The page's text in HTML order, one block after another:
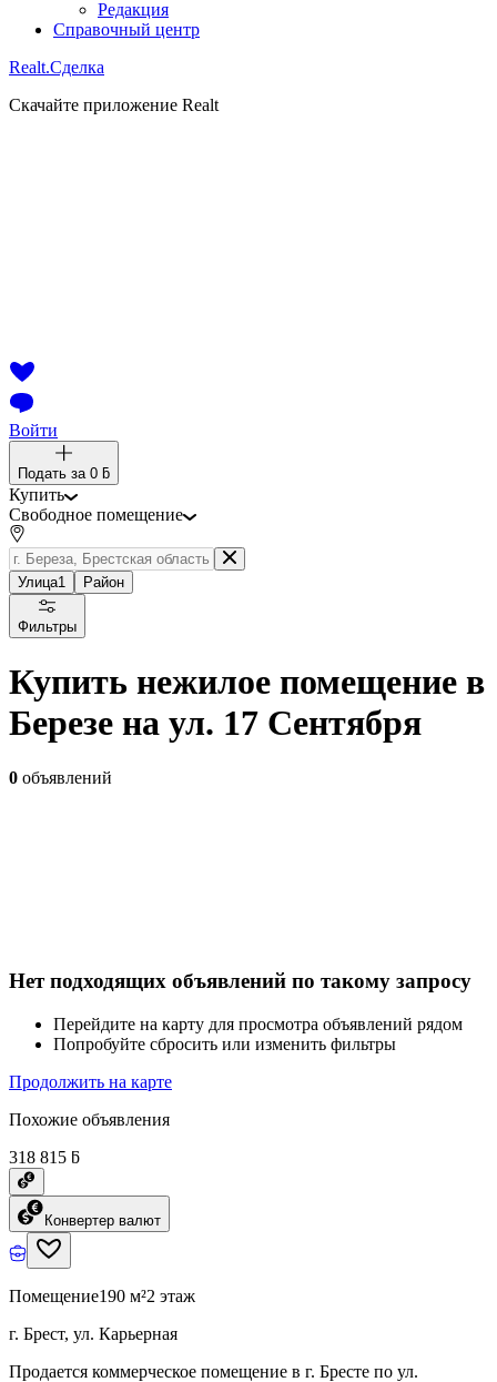
Редакция
Справочный центр
Realt.Сделка
Скачайте приложение Realt
Войти
Подать за 0 ƃ
Купить
Свободное помещение
Улица1 Район
Фильтры
Купить нежилое помещение в
Березе на ул. 17 Сентября
0 объявлений
Нет подходящих объявлений по такому запросу
Перейдите на карту для просмотра объявлений рядом
Попробуйте сбросить или изменить фильтры
Продолжить на карте
Похожие объявления
318 815 ƃ
Конвертер валют
Помещение190 м²2 этаж
г. Брест, ул. Карьерная
Продается коммерческое помещение в г. Бресте по ул.